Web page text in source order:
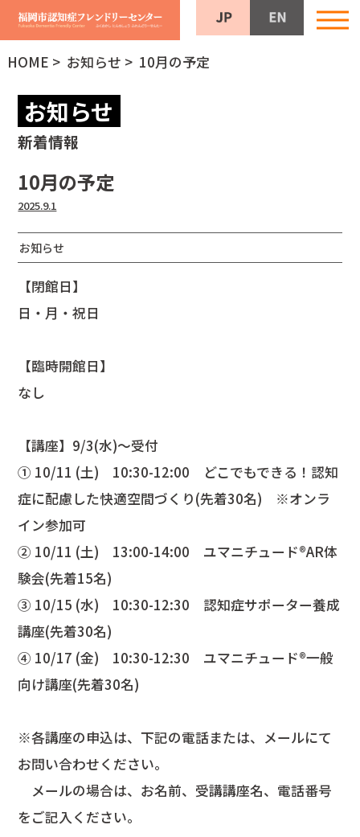
HOME > お知らせ > 10月の予定
お知らせ
新着情報
10月の予定
2025.9.1
お知らせ
【閉館日】
日・月・祝日
【臨時開館日】
なし
【講座】9/3(水)～受付
① 10/11 (土) 10:30-12:00 どこでもできる！認知
症に配慮した快適空間づくり(先着30名) ※オンラ
イン参加可
② 10/11 (土) 13:00-14:00 ユマニチュード®AR体
験会(先着15名)
③ 10/15 (水) 10:30-12:30 認知症サポーター養成
講座(先着30名)
④ 10/17 (金) 10:30-12:30 ユマニチュード®一般
向け講座(先着30名)
※各講座の申込は、下記の電話または、メールにて
お問い合わせください。
メールの場合は、お名前、受講講座名、電話番号
をご記入ください。